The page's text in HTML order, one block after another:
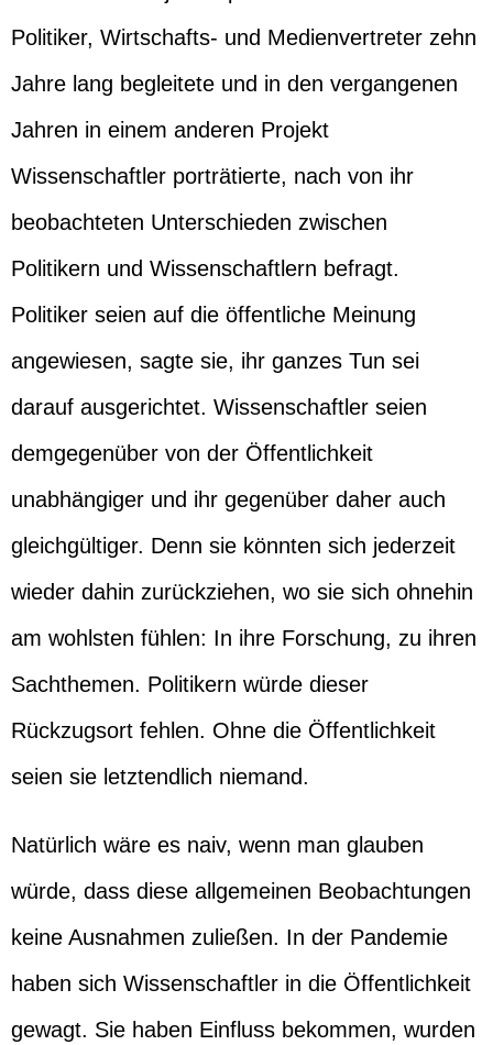
Politiker, Wirtschafts- und Medienvertreter zehn
Jahre lang begleitete und in den vergangenen
Jahren in einem anderen Projekt
Wissenschaftler porträtierte, nach von ihr
beobachteten Unterschieden zwischen
Politikern und Wissenschaftlern befragt.
Politiker seien auf die öffentliche Meinung
angewiesen, sagte sie, ihr ganzes Tun sei
darauf ausgerichtet. Wissenschaftler seien
demgegenüber von der Öffentlichkeit
unabhängiger und ihr gegenüber daher auch
gleichgültiger. Denn sie könnten sich jederzeit
wieder dahin zurückziehen, wo sie sich ohnehin
am wohlsten fühlen: In ihre Forschung, zu ihren
Sachthemen. Politikern würde dieser
Rückzugsort fehlen. Ohne die Öffentlichkeit
seien sie letztendlich niemand.
Natürlich wäre es naiv, wenn man glauben
würde, dass diese allgemeinen Beobachtungen
keine Ausnahmen zuließen. In der Pandemie
haben sich Wissenschaftler in die Öffentlichkeit
gewagt. Sie haben Einfluss bekommen, wurden